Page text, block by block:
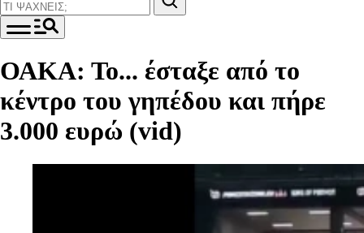
ΟΑΚΑ: Το... έσταξε από το
κέντρο του γηπέδου και πήρε
3.000 ευρώ (vid)